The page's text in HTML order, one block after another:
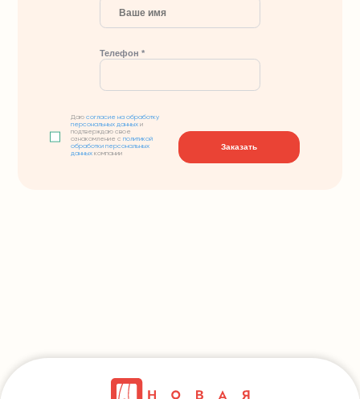
Телефон *
Даюсогласие на обработку
персональных данных и
подтверждаю свое
ознакомление сполитикой
обработки персональных
данных компании
Заказать